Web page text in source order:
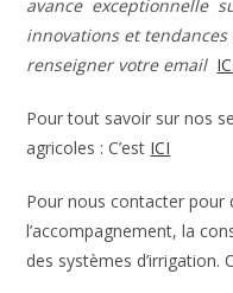
avance exceptionnelle
innovations et
renseigner votre email
Pour tout savoir sur nos
agricoles : C’est ICI
Pour nous contacter pour
l’accompagnement, la
des systèmes d’irrigation.